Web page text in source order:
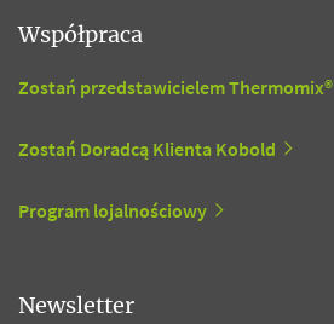
Współpraca
Zostań przedstawicielem Thermomix®
Zostań Doradcą Klienta Kobold
Program lojalnościowy
Newsletter